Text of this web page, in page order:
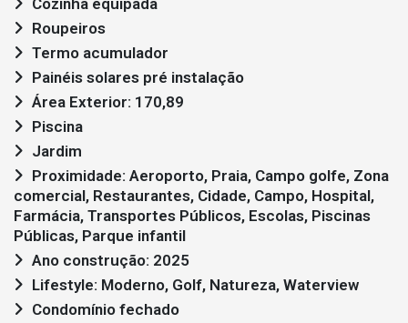
Roupeiros
Termo acumulador
Painéis solares pré instalação
Área Exterior: 170,89
Piscina
Jardim
comercial, Restaurantes, Cidade, Campo, Hospital,
Farmácia, Transportes Públicos, Escolas, Piscinas
Públicas, Parque infantil
Ano construção: 2025
Lifestyle: Moderno, Golf, Natureza, Waterview
Condomínio fechado